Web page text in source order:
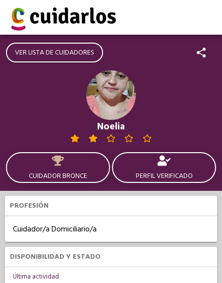
VER LISTA DE CUIDADORES
Noelia
CUIDADOR BRONCE PERFIL VERIFICADO
PROFESIÓN
Cuidador/a Domiciliario/a
DISPONIBILIDAD Y ESTADO
Última actividad